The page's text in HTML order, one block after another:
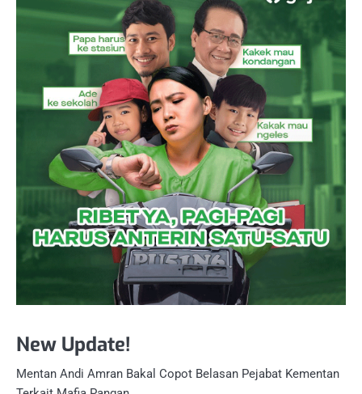
New Update!
Mentan Andi Amran Bakal Copot Belasan Pejabat Kementan